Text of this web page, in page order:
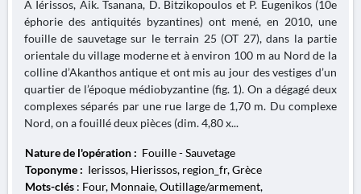
À Iérissos, Aik. Tsanana, D. Bitzikopoulos et P. Eugenikos (10e
éphorie des antiquités byzantines) ont mené, en 2010, une
fouille de sauvetage sur le terrain 25 (OT 27), dans la partie
orientale du village moderne et à environ 100 m au Nord de la
colline d’Akanthos antique et ont mis au jour des vestiges d’un
quartier de l’époque médiobyzantine (fig. 1). On a dégagé deux
complexes séparés par une rue large de 1,70 m. Du complexe
Nord, on a fouillé deux pièces (dim. 4,80 x...
Nature de l'opération : Fouille - Sauvetage
Toponyme : Ierissos, Hierissos, region_fr, Grèce
Mots-clés : Four, Monnaie, Outillage/armement,